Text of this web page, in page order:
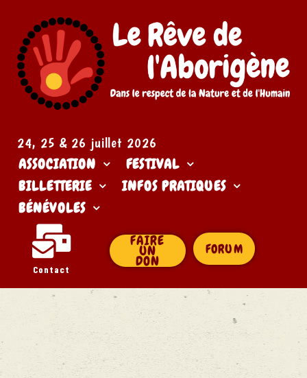
24, 25 & 26 juillet 2026​
ASSOCIATION
FESTIVAL
BILLETTERIE
INFOS PRATIQUES
BÉNÉVOLES
Contact
FAIRE
UN
DON
FORUM